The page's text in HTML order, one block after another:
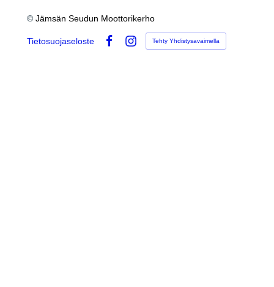
©Jämsän Seudun Moottorikerho
Tietosuojaseloste
Instagram
Tehty Yhdistysavaimella